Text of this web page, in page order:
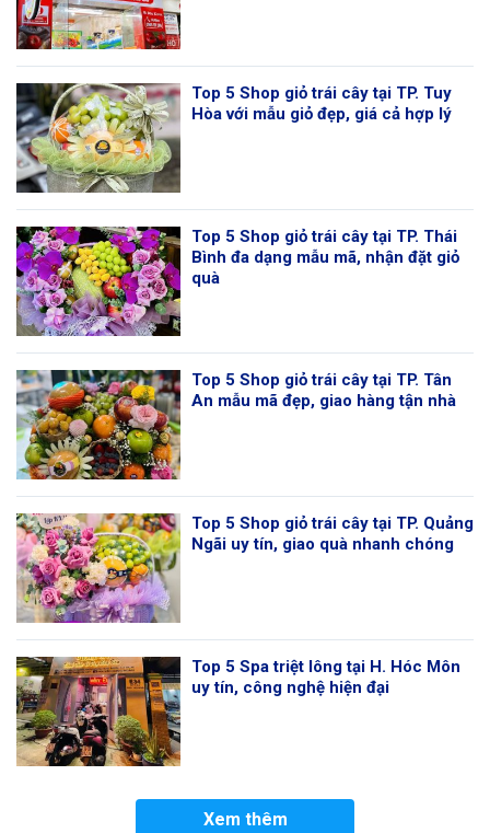
Top 5 Shop giỏ trái cây tại TP. Tuy
Hòa với mẫu giỏ đẹp, giá cả hợp lý
Top 5 Shop giỏ trái cây tại TP. Thái
Bình đa dạng mẫu mã, nhận đặt giỏ
quà
Top 5 Shop giỏ trái cây tại TP. Tân
An mẫu mã đẹp, giao hàng tận nhà
Top 5 Shop giỏ trái cây tại TP. Quảng
Ngãi uy tín, giao quà nhanh chóng
Top 5 Spa triệt lông tại H. Hóc Môn
uy tín, công nghệ hiện đại
Xem thêm